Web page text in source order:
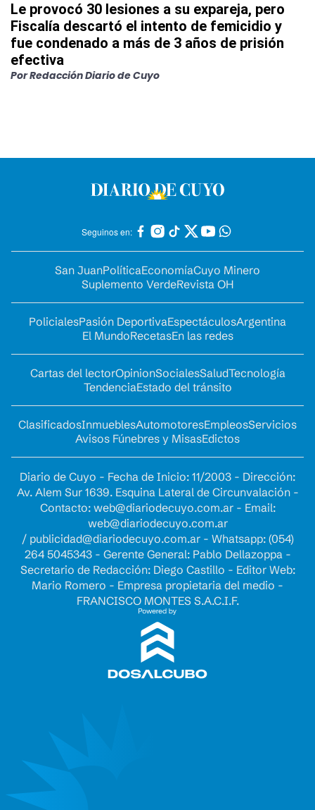
Le provocó 30 lesiones a su expareja, pero
Fiscalía descartó el intento de femicidio y
fue condenado a más de 3 años de prisión
efectiva
PorRedacción Diario de Cuyo
Seguinos en:
San JuanPolíticaEconomíaCuyo Minero
Suplemento VerdeRevista OH
PolicialesPasión DeportivaEspectáculosArgentina
El MundoRecetasEn las redes
Cartas del lectorOpinionSocialesSaludTecnología
TendenciaEstado del tránsito
ClasificadosInmueblesAutomotoresEmpleosServicios
Avisos Fúnebres y MisasEdictos
Diario de Cuyo - Fecha de Inicio: 11/2003 - Dirección:
Av. Alem Sur 1639. Esquina Lateral de Circunvalación -
Contacto: web@diariodecuyo.com.ar- Email:
web@diariodecuyo.com.ar
/ publicidad@diariodecuyo.com.ar- Whatsapp: (054)
264 5045343 - Gerente General: Pablo Dellazoppa -
Secretario de Redacción: Diego Castillo - Editor Web:
Mario Romero - Empresa propietaria del medio -
FRANCISCO MONTES S.A.C.I.F.